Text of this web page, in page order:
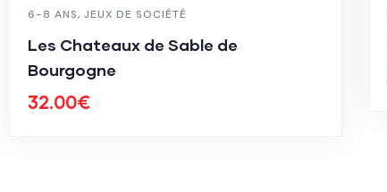
6-8 ANS, JEUX DE SOCIÉTÉ
Les Chateaux de Sable de
Bourgogne
32.00€